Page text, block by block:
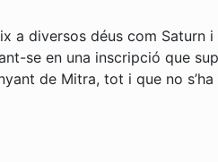
a diversos déus com
se en una inscripció que
de Mitra, tot i que no